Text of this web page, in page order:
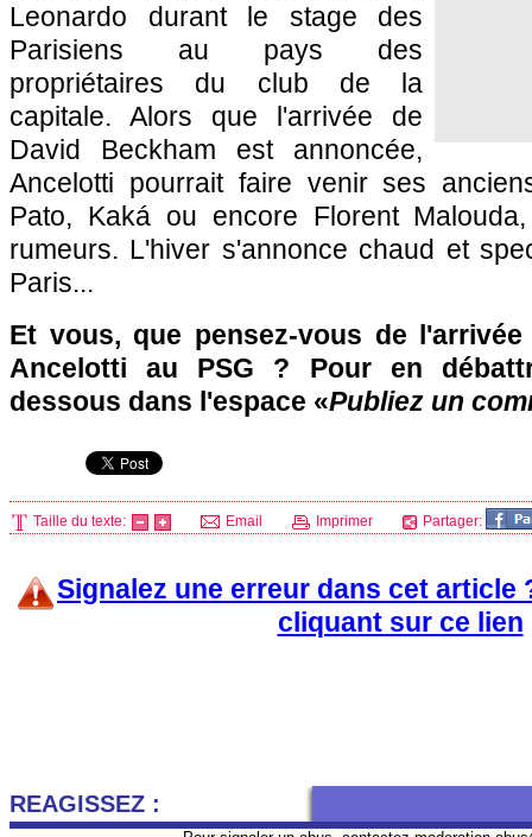
Leonardo durant le stage des
Parisiens au pays des
propriétaires du club de la
capitale. Alors que l'arrivée de
David Beckham est annoncée,
Ancelotti pourrait faire venir ses
Pato, Kaká ou encore Florent
rumeurs. L'hiver s'annonce chaud et
Paris...
Et vous, que pensez-vous de
Ancelotti au PSG ? Pour en
dessous dans l'espace «Publiez un
Taille du texte: Email Imprimer Partager:
Signalez une erreur dans cet article
cliquant sur ce lien
REAGISSEZ :